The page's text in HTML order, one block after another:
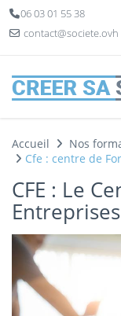
06 03 01 55 38
contact@societe.ovh
Accueil Nos
Cfe : centre de
CFE : Le
Panneau de gestion des